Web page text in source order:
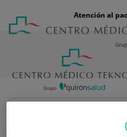
contenido
Menú
teléfono
cabecera
Atención al